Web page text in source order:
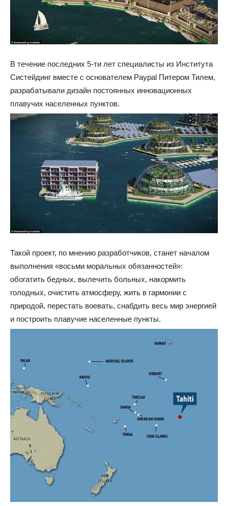
В течение последних 5-ти лет специалисты из Института
Систейдинг вместе с основателем Paypal Питером Тилем,
разрабатывали дизайн постоянных инновационных
плавучих населенных пунктов.
Такой проект, по мнению разработчиков, станет началом
выполнения «восьми моральных обязанностей»:
обогатить бедных, вылечить больных, накормить
голодных, очистить атмосферу, жить в гармонии с
природой, перестать воевать, снабдить весь мир энергией
и построить плавучие населенные пункты.